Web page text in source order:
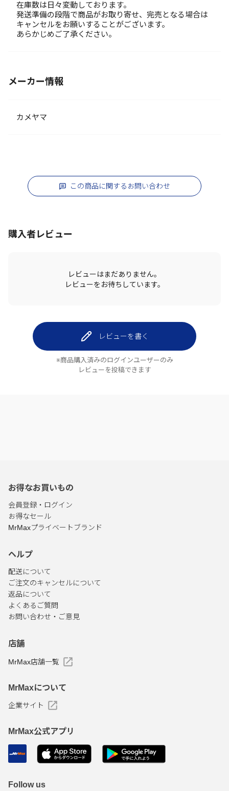
在庫数は日々変動しております。
発送準備の段階で商品がお取り寄せ、完売となる場合は
キャンセルをお願いすることがございます。
あらかじめご了承ください。
メーカー情報
カメヤマ
この商品に関するお問い合わせ
購入者レビュー
レビューはまだありません。
レビューをお待ちしています。
レビューを書く
※商品購入済みのログインユーザーのみ
レビューを投稿できます
お得なお買いもの
会員登録・ログイン
お得なセール
MrMaxプライベートブランド
ヘルプ
配送について
ご注文のキャンセルについて
返品について
よくあるご質問
お問い合わせ・ご意見
店舗
MrMax店舗一覧
MrMaxについて
企業サイト
MrMax公式アプリ
Follow us